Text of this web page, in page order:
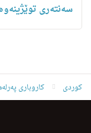
سەنتەری توێژینەوە
کوردی کاروباری